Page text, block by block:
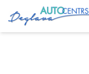
Sākums Pakalpojumi